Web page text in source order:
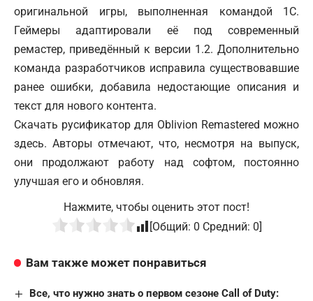
оригинальной игры, выполненная командой 1С.
Геймеры адаптировали её под современный
ремастер, приведённый к версии 1.2. Дополнительно
команда разработчиков исправила существовавшие
ранее ошибки, добавила недостающие описания и
текст для нового контента.
Скачать русификатор для Oblivion Remastered можно
здесь. Авторы отмечают, что, несмотря на выпуск,
они продолжают работу над софтом, постоянно
улучшая его и обновляя.
Нажмите, чтобы оценить этот пост!
[Общий: 0 Средний: 0]
Вам также может понравиться
Все, что нужно знать о первом сезоне Call of Duty: